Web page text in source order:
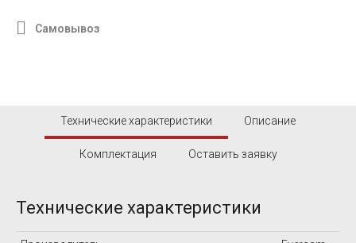
Самовывоз
Технические характеристики Описание
Комплектация Оставить заявку
Технические характеристики